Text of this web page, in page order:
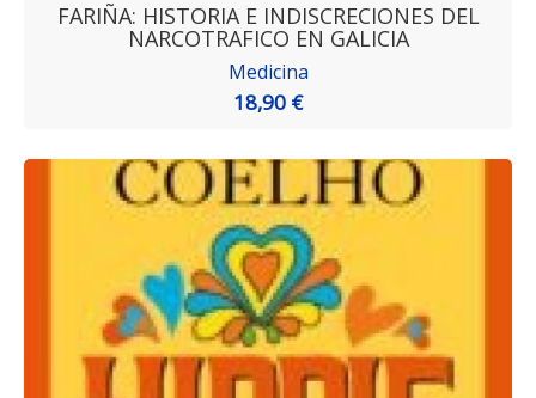
FARIÑA: HISTORIA E INDISCRECIONES DEL
NARCOTRAFICO EN GALICIA
Medicina
18,90 €